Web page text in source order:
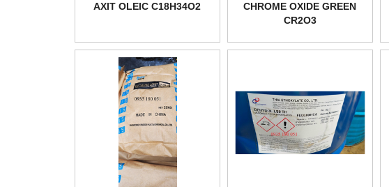
AXIT OLEIC C18H34O2
CHROME OXIDE GREEN
CR2O3